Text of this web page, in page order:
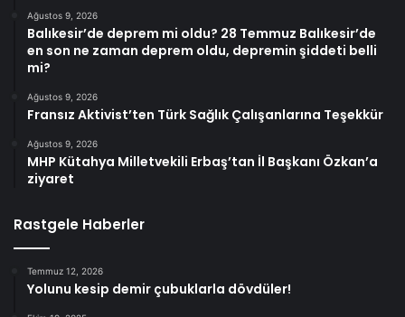
Ağustos 9, 2026
Balıkesir’de deprem mi oldu? 28 Temmuz Balıkesir’de
en son ne zaman deprem oldu, depremin şiddeti belli
mi?
Ağustos 9, 2026
Fransız Aktivist’ten Türk Sağlık Çalışanlarına Teşekkür
Ağustos 9, 2026
MHP Kütahya Milletvekili Erbaş’tan İl Başkanı Özkan’a
ziyaret
Rastgele Haberler
Temmuz 12, 2026
Yolunu kesip demir çubuklarla dövdüler!